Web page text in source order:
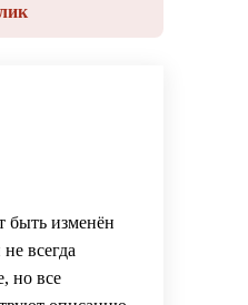
быть изменён
всегда
но все